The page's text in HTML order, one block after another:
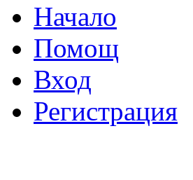
Начало
Помощ
Вход
Регистрация